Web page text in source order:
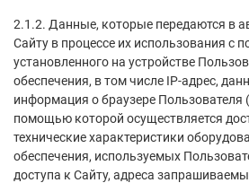
2.1.2. Данные, которые передаются в
Сайту в процессе их использования с
установленного на устройстве
обеспечения, в том числе IP-адрес,
информация о браузере Пользователя
помощью которой осуществляется
технические характеристики
обеспечения, используемых
доступа к Сайту, адреса